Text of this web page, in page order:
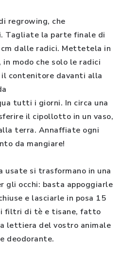
regrowing, che
Tagliate la parte finale di
dalle radici. Mettetela in
in modo che solo le radici
il contenitore davanti alla
tutti i giorni. In circa una
il cipollotto in un vaso,
terra. Annaffiate ogni
da mangiare!
usate si trasformano in una
gli occhi: basta appoggiarle
e lasciarle in posa 15
filtri di tè e tisane, fatto
lettiera del vostro animale
deodorante.